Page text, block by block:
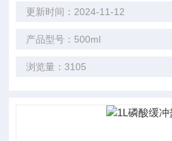
更新时间：2024-11-12
产品型号：500ml
浏览量：3105